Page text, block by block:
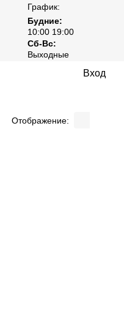
График:
Будние:
10:00 19:00
Сб-Вс:
Выходные
Вход
Отображение: